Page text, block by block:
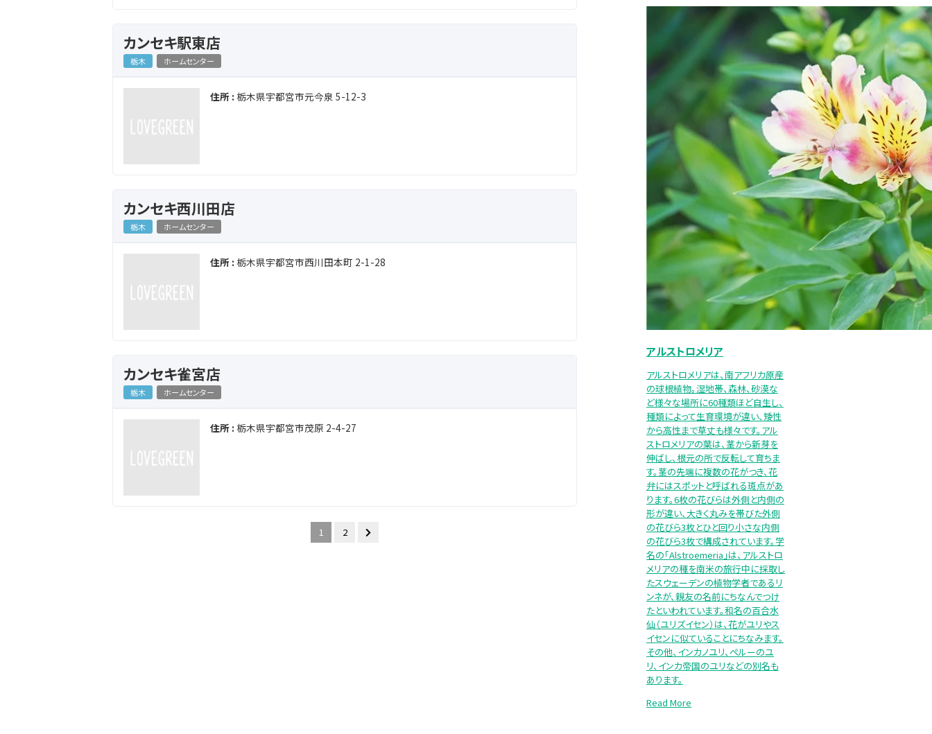
カンセキ駅東店
栃木 ホームセンター
住所 : 栃木県宇都宮市元今泉 5-12-3
カンセキ西川田店
栃木 ホームセンター
住所 : 栃木県宇都宮市西川田本町 2-1-28
カンセキ雀宮店
栃木 ホームセンター
住所 : 栃木県宇都宮市茂原 2-4-27
1 2
アルストロメリア
アルストロメリアは、南アフリカ原産
の球根植物。湿地帯、森林、砂漠な
ど様々な場所に60種類ほど自生し、
種類によって生育環境が違い、矮性
から高性まで草丈も様々です。アル
ストロメリアの葉は、茎から新芽を
伸ばし、根元の所で反転して育ちま
す。茎の先端に複数の花がつき、花
弁にはスポットと呼ばれる斑点があ
ります。6枚の花びらは外側と内側の
形が違い、大きく丸みを帯びた外側
の花びら3枚とひと回り小さな内側
の花びら3枚で構成されています。学
名の「Alstroemeria」は、アルストロ
メリアの種を南米の旅行中に採取し
たスウェーデンの植物学者であるリ
ンネが、親友の名前にちなんでつけ
たといわれています。和名の百合水
仙（ユリズイセン）は、花がユリやス
イセンに似ていることにちなみます。
その他、インカノユリ、ペルーのユ
リ、インカ帝国のユリなどの別名も
あります。
Read More